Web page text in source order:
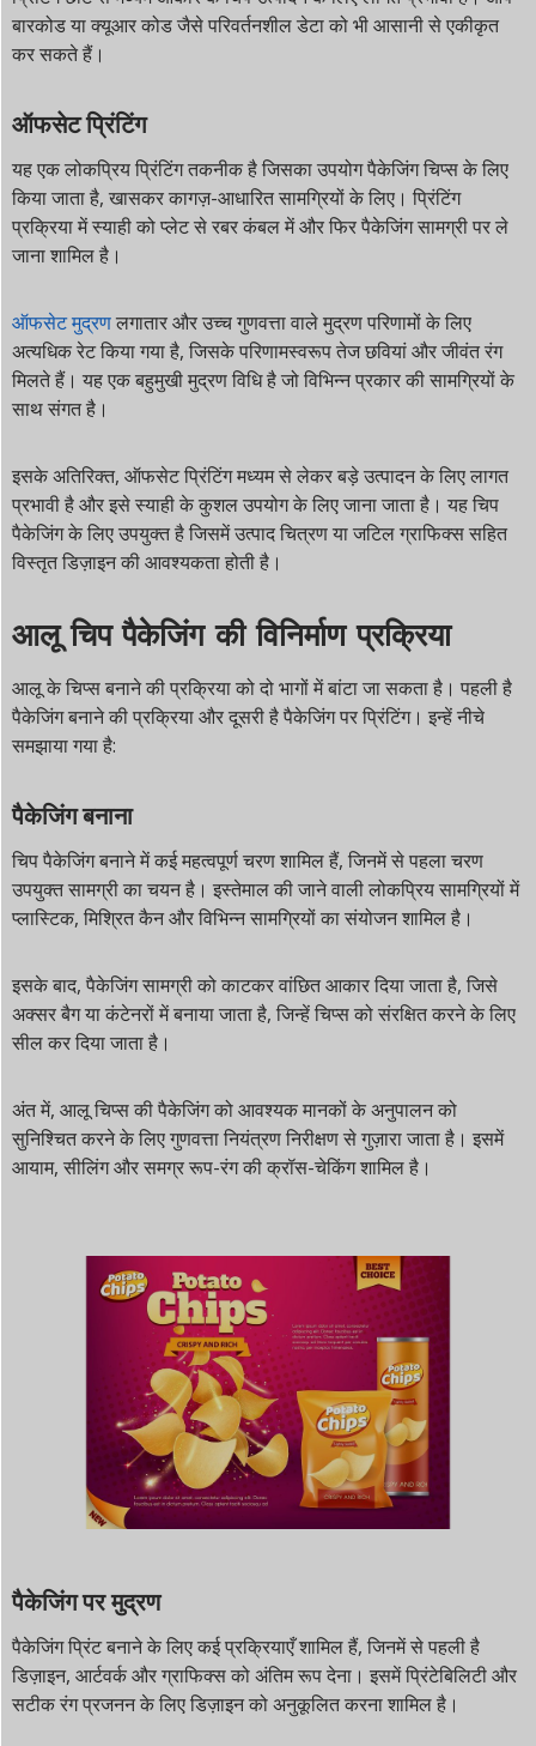
बारकोड या क्यूआर कोड जैसे परिवर्तनशील डेटा को भी आसानी से एकीकृत
कर सकते हैं।
ऑफसेट प्रिंटिंग
यह एक लोकप्रिय प्रिंटिंग तकनीक है जिसका उपयोग पैकेजिंग चिप्स के लिए
किया जाता है, खासकर कागज़-आधारित सामग्रियों के लिए। प्रिंटिंग
प्रक्रिया में स्याही को प्लेट से रबर कंबल में और फिर पैकेजिंग सामग्री पर ले
जाना शामिल है।
ऑफसेट मुद्रणलगातार और उच्च गुणवत्ता वाले मुद्रण परिणामों के लिए
अत्यधिक रेट किया गया है, जिसके परिणामस्वरूप तेज छवियां और जीवंत रंग
मिलते हैं। यह एक बहुमुखी मुद्रण विधि है जो विभिन्न प्रकार की सामग्रियों के
साथ संगत है।
इसके अतिरिक्त, ऑफसेट प्रिंटिंग मध्यम से लेकर बड़े उत्पादन के लिए लागत
प्रभावी है और इसे स्याही के कुशल उपयोग के लिए जाना जाता है। यह चिप
पैकेजिंग के लिए उपयुक्त है जिसमें उत्पाद चित्रण या जटिल ग्राफिक्स सहित
विस्तृत डिज़ाइन की आवश्यकता होती है।
आलू चिप पैकेजिंग की विनिर्माण प्रक्रिया
आलू के चिप्स बनाने की प्रक्रिया को दो भागों में बांटा जा सकता है। पहली है
पैकेजिंग बनाने की प्रक्रिया और दूसरी है पैकेजिंग पर प्रिंटिंग। इन्हें नीचे
समझाया गया है:
पैकेजिंग बनाना
चिप पैकेजिंग बनाने में कई महत्वपूर्ण चरण शामिल हैं, जिनमें से पहला चरण
उपयुक्त सामग्री का चयन है। इस्तेमाल की जाने वाली लोकप्रिय सामग्रियों में
प्लास्टिक, मिश्रित कैन और विभिन्न सामग्रियों का संयोजन शामिल है।
इसके बाद, पैकेजिंग सामग्री को काटकर वांछित आकार दिया जाता है, जिसे
अक्सर बैग या कंटेनरों में बनाया जाता है, जिन्हें चिप्स को संरक्षित करने के लिए
सील कर दिया जाता है।
अंत में, आलू चिप्स की पैकेजिंग को आवश्यक मानकों के अनुपालन को
सुनिश्चित करने के लिए गुणवत्ता नियंत्रण निरीक्षण से गुज़ारा जाता है। इसमें
आयाम, सीलिंग और समग्र रूप-रंग की क्रॉस-चेकिंग शामिल है।
पैकेजिंग पर मुद्रण
पैकेजिंग प्रिंट बनाने के लिए कई प्रक्रियाएँ शामिल हैं, जिनमें से पहली है
डिज़ाइन, आर्टवर्क और ग्राफिक्स को अंतिम रूप देना। इसमें प्रिंटेबिलिटी और
सटीक रंग प्रजनन के लिए डिज़ाइन को अनुकूलित करना शामिल है।